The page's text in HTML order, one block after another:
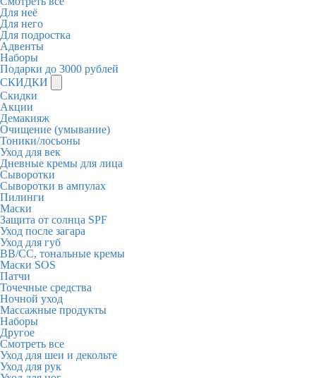
Для неё
Для него
Для подростка
Адвенты
Наборы
Подарки до 3000 рублей
СКИДКИ
Скидки
Акции
Демакияж
Очищение (умывание)
Тоники/лосьоны
Уход для век
Дневные кремы для лица
Сыворотки
Сыворотки в ампулах
Пилинги
Маски
Защита от солнца SPF
Уход после загара
Уход для губ
BB/CC, тональные кремы
Маски SOS
Патчи
Точечные средства
Ночной уход
Массажные продукты
Наборы
Другое
Смотреть все
Уход для шеи и декольте
Уход для рук